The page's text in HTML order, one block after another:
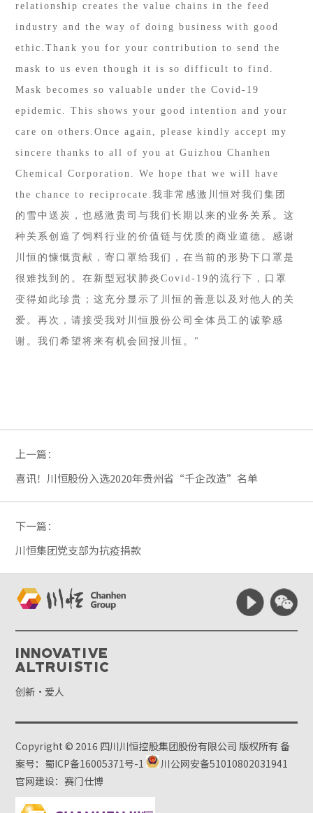
relationship creates the value chains in the feed
industry and the way of doing business with good
ethic.Thank you for your contribution to send the
mask to us even though it is so difficult to find.
Mask becomes so valuable under the Covid-19
epidemic. This shows your good intention and your
care on others.Once again, please kindly accept my
sincere thanks to all of you at Guizhou Chanhen
Chemical Corporation. We hope that we will have
the chance to reciprocate.我非常感激川恒对我们集团
的雪中送炭，也感激贵司与我们长期以来的业务关系。这
种关系创造了饲料行业的价值链与优质的商业道德。感谢
川恒的慷慨贡献，寄口罩给我们，在当前的形势下口罩是
很难找到的。在新型冠状肺炎Covid-19的流行下，口罩
变得如此珍贵；这充分显示了川恒的善意以及对他人的关
爱。再次，请接受我对川恒股份公司全体员工的诚挚感
谢。我们希望将来有机会回报川恒。"
上一篇：
喜讯！川恒股份入选2020年贵州省“千企改造”名单
下一篇：
川恒集团党支部为抗疫捐款
Innovative
Altruistic
创新·爱人
Copyright © 2016 四川川恒控股集团股份有限公司 版权所有备
案号：蜀ICP备16005371号-1
川公网安备51010802031941
官网建设：赛门仕博